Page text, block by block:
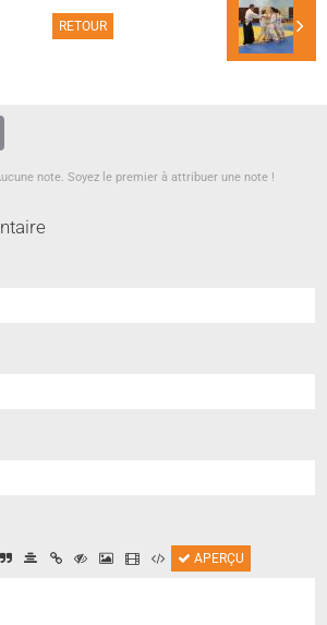
RETOUR
note. Soyez le premier à attribuer une note !
APERÇU